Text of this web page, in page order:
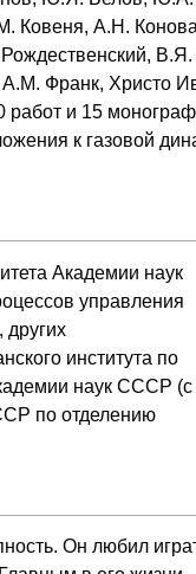
Ковеня, А.Н.
Франк, Христо
и 15
к газовой
Академии наук
управления
института по
наук СССР (с
по отделению
Он любил